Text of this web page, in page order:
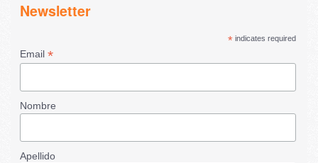
Newsletter
*indicates required
Email *
Nombre
Apellido